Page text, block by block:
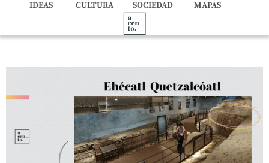
IDEAS CULTURA SOCIEDAD MAPAS